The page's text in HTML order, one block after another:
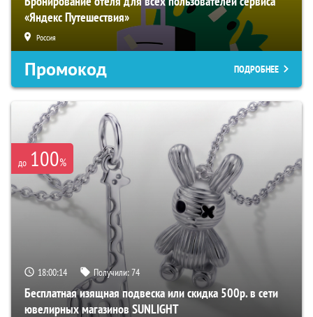
«Яндекс Путешествия»
Россия
Промокод ПОДРОБНЕЕ
до 100%
18:00:13 Получили:74
Бесплатная изящная подвеска или скидка 500р. в сети
ювелирных магазинов SUNLIGHT